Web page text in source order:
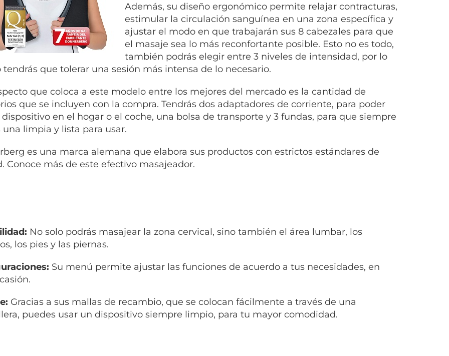
Además, su diseño ergonómico permite relajar contracturas,
estimular la circulación sanguínea en una zona específica y
ajustar el modo en que trabajarán sus 8 cabezales para que
el masaje sea lo más reconfortante posible. Esto no es todo,
también podrás elegir entre 3 niveles de intensidad, por lo
tendrás que tolerar una sesión más intensa de lo necesario.
que coloca a este modelo entre los mejores del mercado es la cantidad de
que se incluyen con la compra. Tendrás dos adaptadores de corriente, para poder
en el hogar o el coche, una bolsa de transporte y 3 fundas, para que siempre
una limpia y lista para usar.
es una marca alemana que elabora sus productos con estrictos estándares de
Conoce más de este efectivo masajeador.
No solo podrás masajear la zona cervical, sino también el área lumbar, los
los pies y las piernas.
Su menú permite ajustar las funciones de acuerdo a tus necesidades, en
Gracias a sus mallas de recambio, que se colocan fácilmente a través de una
puedes usar un dispositivo siempre limpio, para tu mayor comodidad.